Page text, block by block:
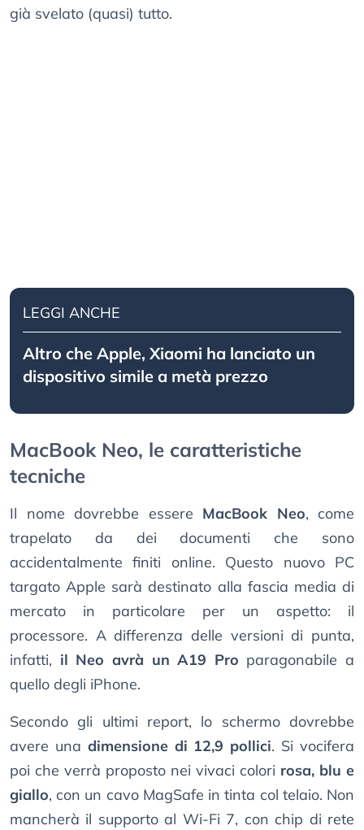
già svelato (quasi) tutto.
LEGGI ANCHE
Altro che Apple, Xiaomi ha lanciato un
dispositivo simile a metà prezzo
MacBook Neo, le caratteristiche
tecniche
Il nome dovrebbe essere MacBook Neo, come
trapelato da dei documenti che sono
accidentalmente finiti online. Questo nuovo PC
targato Apple sarà destinato alla fascia media di
mercato in particolare per un aspetto: il
processore. A differenza delle versioni di punta,
infatti, il Neo avrà un A19 Pro paragonabile a
quello degli iPhone.
Secondo gli ultimi report, lo schermo dovrebbe
avere una dimensione di 12,9 pollici. Si vocifera
poi che verrà proposto nei vivaci colori rosa, blu e
giallo, con un cavo MagSafe in tinta col telaio. Non
mancherà il supporto al Wi-Fi 7, con chip di rete